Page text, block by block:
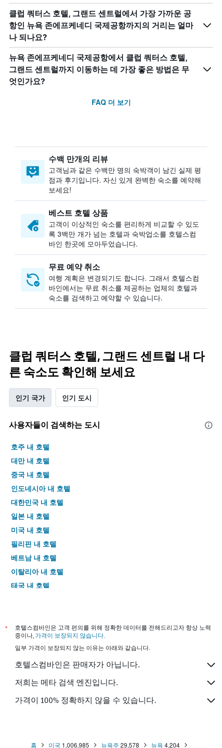
클럽 쿼터스 호텔, 그랜드 센트럴에서 가장 가까운 공
항인 뉴욕 존에프케네디 국제공항까지의 거리는 얼마
나 되나요?
뉴욕 존에프케네디 국제공항에서 클럽 쿼터스 호텔,
그랜드 센트럴까지 이동하는 데 가장 좋은 방법은 무
엇인가요?
FAQ 더 보기
수백 만개의 리뷰
고객님과 같은 수백만 명의 숙박객이 남긴 실제 평
점과 후기입니다. 자신 있게 완벽한 숙소를 예약해
보세요!
베스트 호텔 상품
고객이 이상적인 숙소를 편리하게 비교할 수 있도
록 3백만 개가 넘는 호텔과 숙박업소를 호텔스컴
바인 한곳에 모아두었습니다.
무료 예약 취소
여행 계획은 변경되기도 합니다. ​그래서 호텔스컴
바인에서는 무료 취소를 제공하는 업체의 호텔과
숙소를 검색하고 예약할 수 있습니다.
클럽 쿼터스 호텔, 그랜드 센트럴 내 다
른 숙소도 확인해 보세요
인기 국가 인기 도시
사용자들이 검색하는 도시
호주 내 호텔
대만 내 호텔
중국 내 호텔
인도네시아 내 호텔
대한민국 내 호텔
일본 내 호텔
미국 내 호텔
필리핀 내 호텔
베트남 내 호텔
이탈리아 내 호텔
태국 내 호텔
*
호텔스컴바인은 고객 편의를 위해 정확한 데이터를 전해드리고자 항상 노력
중이나, 가격이 보장되지 않습니다.
일부 가격이 보장되지 않는 이유는 아래와 같습니다.
호텔스컴바인은 판매자가 아닙니다.
저희는 메타 검색 엔진입니다.
가격이 100% 정확하지 않을 수 있습니다.
홈 미국 1,006,985 뉴욕주 29,578 뉴욕 4,204